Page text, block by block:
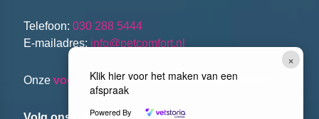
Telefoon: 030 288 5444
E-mailadres: info@petcomfort.nl
Onze voorwaarden voor de hondenuitlaatservice.
×
Klik hier voor het maken van een
afspraak
Powered By